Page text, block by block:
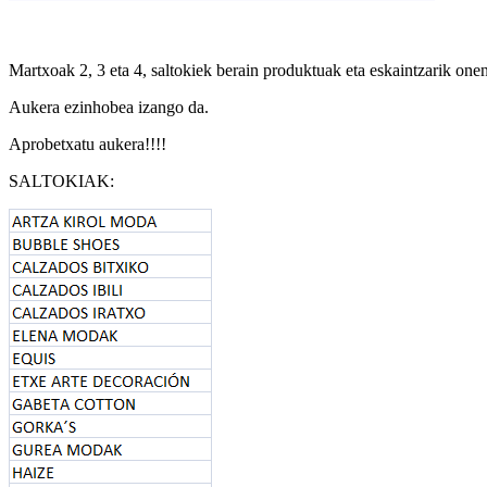
Martxoak 2, 3 eta 4, saltokiek berain produktuak eta eskaintzarik
Aukera ezinhobea izango da.
Aprobetxatu aukera!!!!
SALTOKIAK: